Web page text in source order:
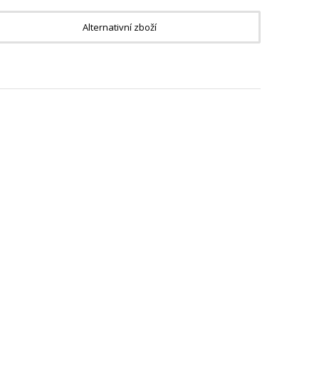
Alternativní zboží